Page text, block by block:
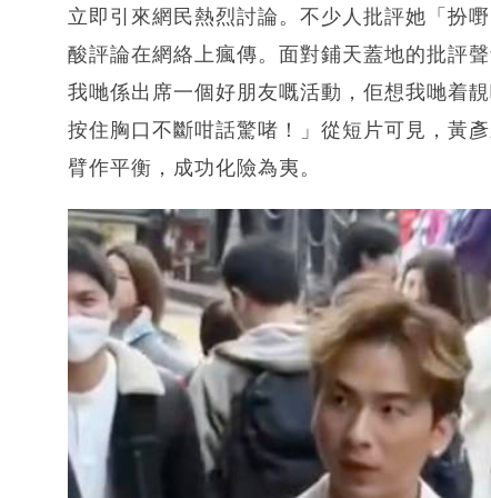
立即引來網民熱烈討論。不少人批評她「扮
酸評論在網絡上瘋傳。面對鋪天蓋地的批評
我哋係出席一個好朋友嘅活動，佢想我哋着
按住胸口不斷咁話驚啫！」從短片可見，黃
臂作平衡，成功化險為夷。